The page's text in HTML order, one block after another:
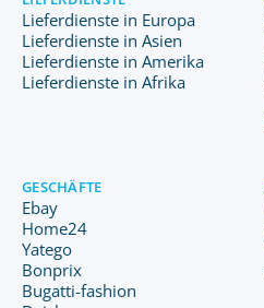
Lieferdienste in Europa
Lieferdienste in Asien
Lieferdienste in Amerika
Lieferdienste in Afrika
GESCHÄFTE
Ebay
Home24
Yatego
Bonprix
Bugatti-fashion